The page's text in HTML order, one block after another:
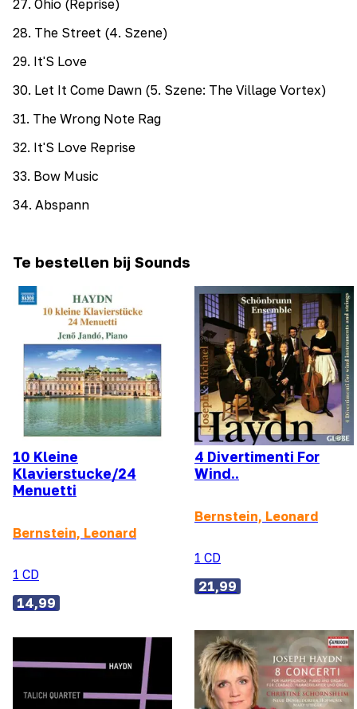
27. Ohio (Reprise)
28. The Street (4. Szene)
29. It'S Love
30. Let It Come Dawn (5. Szene: The Village Vortex)
31. The Wrong Note Rag
32. It'S Love Reprise
33. Bow Music
34. Abspann
Te bestellen bij Sounds
10 Kleine
Klavierstucke/24
Menuetti
Bernstein, Leonard
1 CD
14,99
4 Divertimenti For
Wind..
Bernstein, Leonard
1 CD
21,99